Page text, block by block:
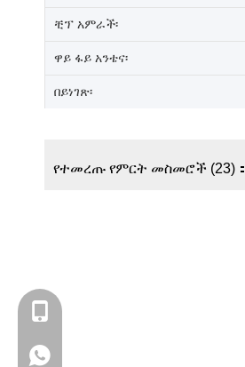
ቺፕ አምራች፡
ዋይ ፋይ አንቴና፡
በይነገጽ፡
የተመረጡ የምርት መስመሮች (23)：